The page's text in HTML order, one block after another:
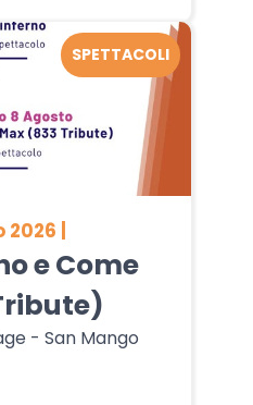
|
e Come
- San Mango
SPETTACOLI